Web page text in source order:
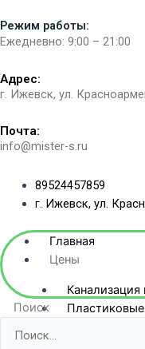
к
содержимому
Режим работы:
Ежедневно: 9:00 – 21:00
Адрес:
г. Ижевск, ул.
Почта:
info@mister-s.ru
89524457859
г. Ижевск, ул.
Главная
Цены
Станции
Поиск